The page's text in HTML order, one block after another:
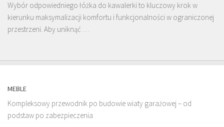
Wybór odpowiedniego łóżka do kawalerki to kluczowy krok w
kierunku maksymalizacji komfortu i funkcjonalności w ograniczonej
przestrzeni. Aby uniknąć …
MEBLE
Kompleksowy przewodnik po budowie wiaty garażowej – od
podstaw po zabezpieczenia